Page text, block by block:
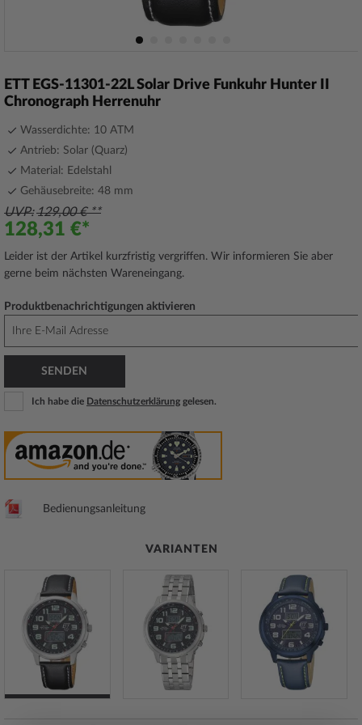
der
Bildergalerie
springen
ETT EGS-11301-22L Solar Drive Funkuhr Hunter II
Chronograph Herrenuhr
Wasserdichte: 10 ATM
Antrieb: Solar (Quarz)
Material: Edelstahl
Gehäusebreite: 48 mm
UVP 129,00 €
128,31 €
Leider ist der Artikel kurzfristig vergriffen. Wir informieren Sie aber
gerne beim nächsten Wareneingang.
Produktbenachrichtigungen aktivieren
SENDEN
Ich habe die Datenschutzerklärung gelesen.
Bedienungsanleitung
VARIANTEN